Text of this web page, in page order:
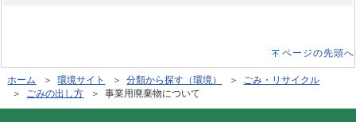
ページの先頭へ
ホーム ＞環境サイト ＞分類から探す（環境） ＞ ごみ・リサイクル
＞ ごみの出し方 ＞ 事業用廃棄物について